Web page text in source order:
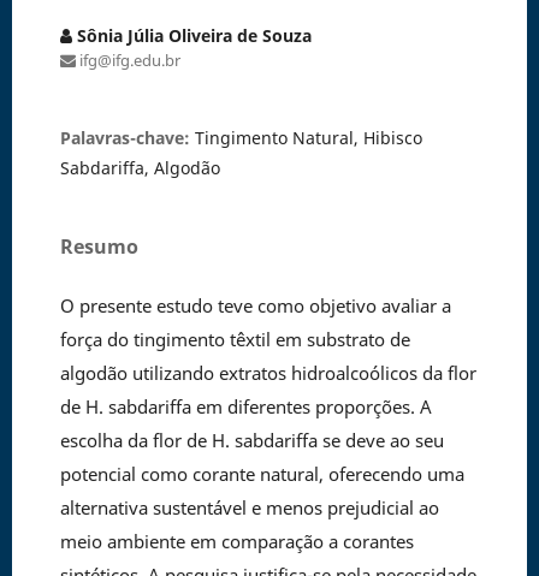
Sônia Júlia Oliveira de Souza
ifg@ifg.edu.br
Palavras-chave: Tingimento Natural, Hibisco
Sabdariffa, Algodão
Resumo
O presente estudo teve como objetivo avaliar a
força do tingimento têxtil em substrato de
algodão utilizando extratos hidroalcoólicos da flor
de H. sabdariffa em diferentes proporções. A
escolha da flor de H. sabdariffa se deve ao seu
potencial como corante natural, oferecendo uma
alternativa sustentável e menos prejudicial ao
meio ambiente em comparação a corantes